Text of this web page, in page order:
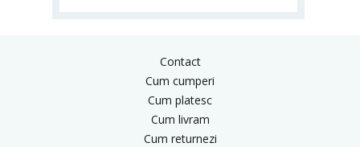
Contact
Cum cumperi
Cum platesc
Cum livram
Cum returnezi